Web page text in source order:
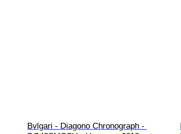
Bvlgari - Diagono Chronograph -